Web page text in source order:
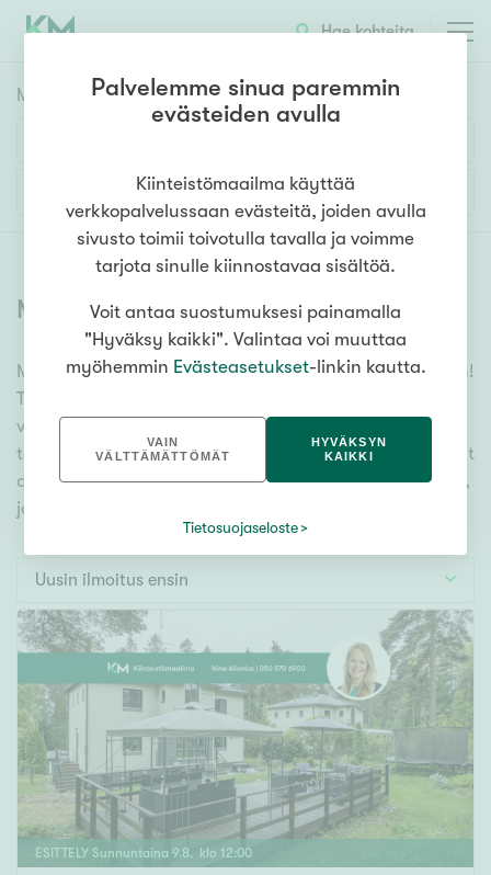
Hae kohteita
Myyntikohteet
1h 2h 3h 4h 5h+
Asuntotyyppi
Kerros-/luhtitalo
Rivitalo/paritalo
Omakoti-/erillistalo
Maa- tai metsätila
Vapaa-ajan asunto
Muut
Hinta
000 000 €
Pinta-ala
Lisää hakuehtoja
Myytävät asunnot (6357)
Meiltä löydät myytävät asunnot, oli tarpeesi mikä vain!
Tuhansien kohteiden ja satojen kiinteistönvälittäjien
verkostomme auttaa sinua kenties elämäsi
tärkeimmässä päätöksessä. Katso alta kaikki myytävät
asunnot. Hyödynnä myös kätevää hakutyökaluamme,
jonka avulla löydät omien toiveidesi mukaisen kodin.
Uusin ilmoitus ensin
ESITTELY Sunnuntaina 9.8. klo 12:00
Palvelemme sinua paremmin
evästeiden avulla
Kiinteistömaailma käyttää
verkkopalvelussaan evästeitä, joiden avulla
sivusto toimii toivotulla tavalla ja voimme
tarjota sinulle kiinnostavaa sisältöä.
Voit antaa suostumuksesi painamalla
"Hyväksy kaikki". Valintaa voi muuttaa
myöhemmin Evästeasetukset-linkin kautta.
VAIN
VÄLTTÄMÄTTÖMÄT
HYVÄKSYN
KAIKKI
Tietosuojaseloste